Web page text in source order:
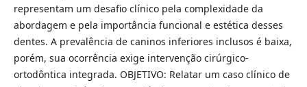
representam um desafio clínico pela complexidade da
abordagem e pela importância funcional e estética desses
dentes. A prevalência de caninos inferiores inclusos é baixa,
porém, sua ocorrência exige intervenção cirúrgico-
ortodôntica integrada. OBJETIVO: Relatar um caso clínico de